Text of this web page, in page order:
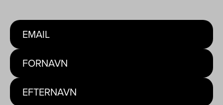
EMAIL
FORNAVN
EFTERNAVN